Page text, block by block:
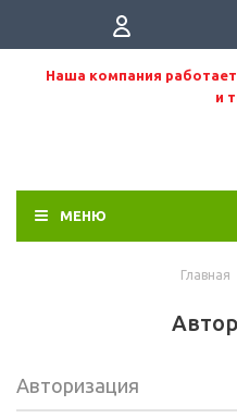
Наша компания
и
МЕНЮ
Главная
Авторизация